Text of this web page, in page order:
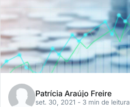
Patrícia Araújo Freire
set. 30, 2021 - 3 min de leitura